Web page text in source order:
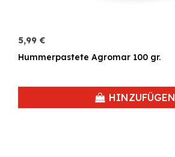
5,99 €
Hummerpastete Agromar 100 gr.
HINZUFÜGEN